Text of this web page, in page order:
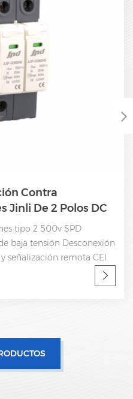
Contra
Jinli De 2 Polos DC
tipo 2 500v SPD
baja tensión Desconexión
señalización remota CEI